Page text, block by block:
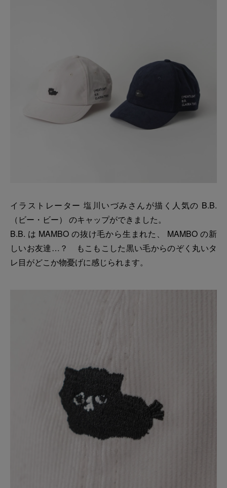
イラストレーター 塩川いづみさんが描く人気の B.B.
（ビー・ビー） のキャップができました。
B.B. は MAMBO の抜け毛から生まれた、 MAMBO の新
しいお友達…？ もこもこした黒い毛からのぞく丸いタ
レ目がどこか物憂げに感じられます。